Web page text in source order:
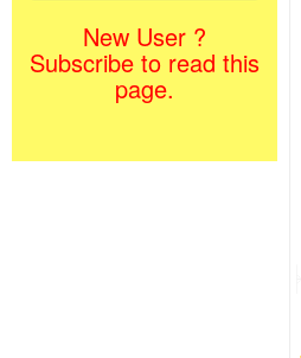
New User ?
Subscribe to read this
page.